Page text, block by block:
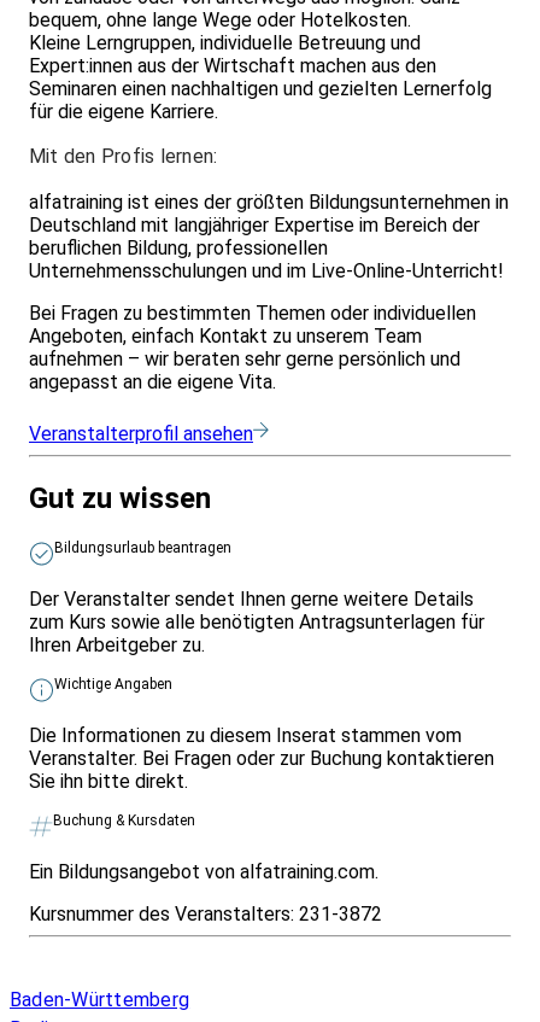
bequem, ohne lange Wege oder Hotelkosten.
Kleine Lerngruppen, individuelle Betreuung und
Expert:innen aus der Wirtschaft machen aus den
Seminaren einen nachhaltigen und gezielten Lernerfolg
für die eigene Karriere.
Mit den Profis lernen:
alfatraining ist eines der größten Bildungsunternehmen in
Deutschland mit langjähriger Expertise im Bereich der
beruflichen Bildung, professionellen
Unternehmensschulungen und im Live-Online-Unterricht!
Bei Fragen zu bestimmten Themen oder individuellen
Angeboten, einfach Kontakt zu unserem Team
aufnehmen – wir beraten sehr gerne persönlich und
angepasst an die eigene Vita.
Veranstalterprofil ansehen
Gut zu wissen
Bildungsurlaub beantragen
Der Veranstalter sendet Ihnen gerne weitere Details
zum Kurs sowie alle benötigten Antragsunterlagen für
Ihren Arbeitgeber zu.
Wichtige Angaben
Die Informationen zu diesem Inserat stammen vom
Veranstalter. Bei Fragen oder zur Buchung kontaktieren
Sie ihn bitte direkt.
Buchung & Kursdaten
Ein Bildungsangebot von alfatraining.com.
Kursnummer des Veranstalters: 231-3872
Baden-Württemberg